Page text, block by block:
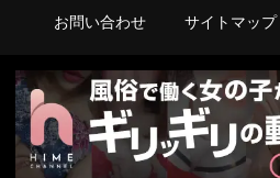
お問い合わせ
サイトマップ